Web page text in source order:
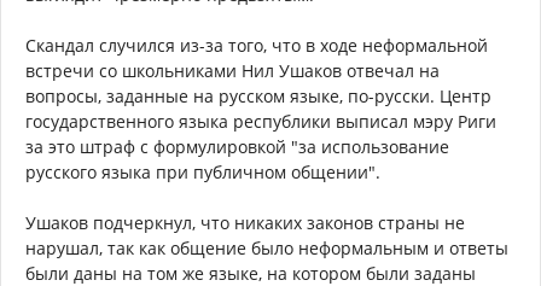
Скандал случился из-за того, что в ходе неформальной
встречи со школьниками Нил Ушаков отвечал на
вопросы, заданные на русском языке, по-русски. Центр
государственного языка республики выписал мэру Риги
за это штраф с формулировкой "за использование
русского языка при публичном общении".
Ушаков подчеркнул, что никаких законов страны не
нарушал, так как общение было неформальным и ответы
были даны на том же языке, на котором были заданы